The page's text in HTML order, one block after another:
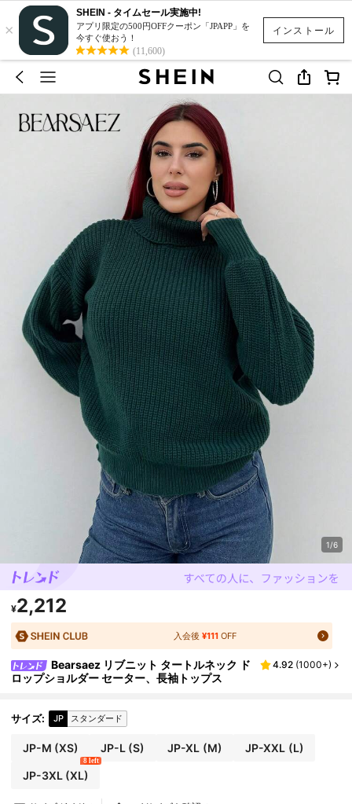
インストール
×
SHEIN - タイムセール実施中!
アプリ限定の500円OFFクーポン「JPAPP」を
今すぐ使おう！
(11,600)
1/6
¥2,212
入会後 ¥111OFF
Bearsaez リブニット タートルネック ド
ロップショルダー セーター、長袖トップス
4.92 (1000+)
サイズ: JP スタンダード
JP-M (XS) JP-L (S) JP-XL (M) JP-XXL (L)
JP-3XL(XL)
8 left